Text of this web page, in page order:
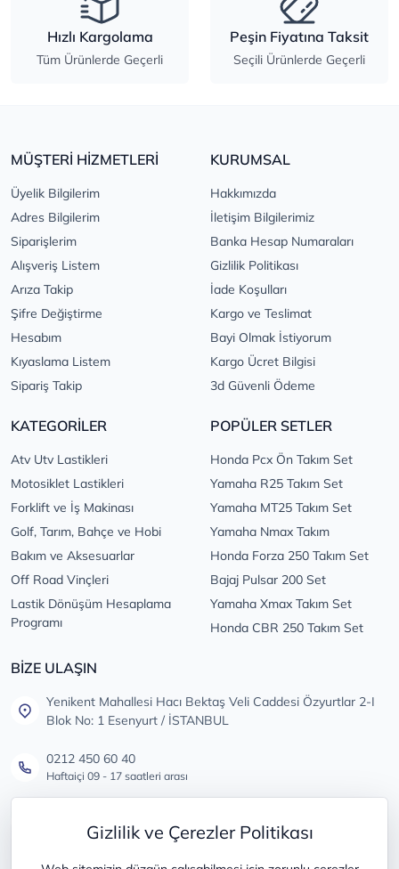
Gizlilik ve Çerezler Politikası
Hızlı Kargolama
Tüm Ürünlerde Geçerli
Peşin Fiyatına Taksit
Seçili Ürünlerde Geçerli
MÜŞTERİ HİZMETLERİ
Üyelik Bilgilerim
Adres Bilgilerim
Siparişlerim
Alışveriş Listem
Arıza Takip
Şifre Değiştirme
Hesabım
Kıyaslama Listem
Sipariş Takip
KURUMSAL
Hakkımızda
İletişim Bilgilerimiz
Banka Hesap Numaraları
Gizlilik Politikası
İade Koşulları
Kargo ve Teslimat
Bayi Olmak İstiyorum
Kargo Ücret Bilgisi
3d Güvenli Ödeme
KATEGORİLER
Atv Utv Lastikleri
Motosiklet Lastikleri
Forklift ve İş Makinası
Golf, Tarım, Bahçe ve Hobi
Bakım ve Aksesuarlar
Off Road Vinçleri
Lastik Dönüşüm Hesaplama
Programı
POPÜLER SETLER
Honda Pcx Ön Takım Set
Yamaha R25 Takım Set
Yamaha MT25 Takım Set
Yamaha Nmax Takım
Honda Forza 250 Takım Set
Bajaj Pulsar 200 Set
Yamaha Xmax Takım Set
Honda CBR 250 Takım Set
BİZE ULAŞIN
Yenikent Mahallesi Hacı Bektaş Veli Caddesi Özyurtlar 2-I
Blok No: 1 Esenyurt / İSTANBUL
0212 450 60 40
Haftaiçi 09 - 17 saatleri arası
Tüm öneri ve şikayetleriniz için